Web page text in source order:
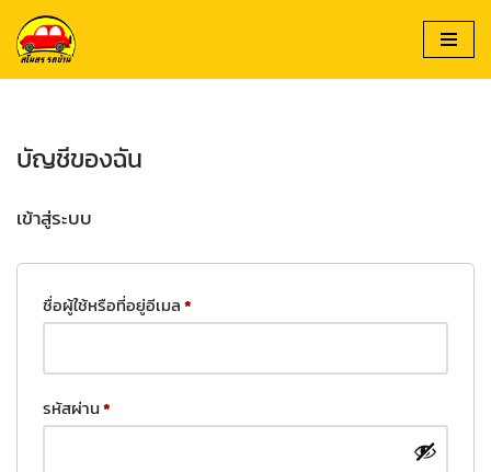
Skip
to
บัญชีของฉัน
เข้าสู่ระบบ
ชื่อผู้ใช้หรือที่อยู่อีเมล*
รหัสผ่าน*